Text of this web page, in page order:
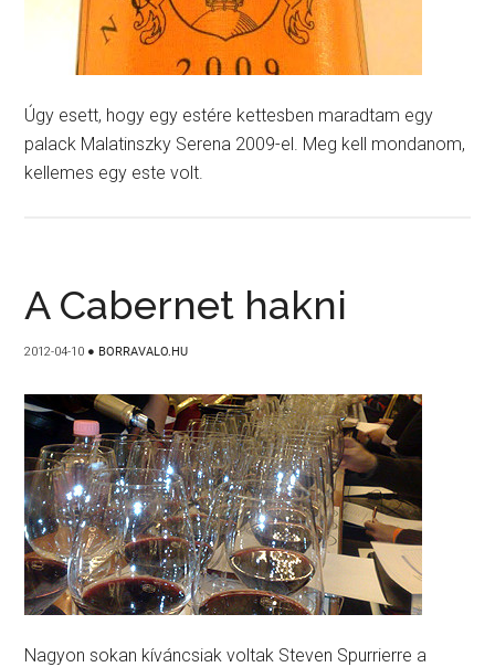
Úgy esett, hogy egy estére kettesben maradtam egy
palack Malatinszky Serena 2009-el. Meg kell mondanom,
kellemes egy este volt.
A Cabernet hakni
2012-04-10 ● BORRAVALO.HU
Nagyon sokan kíváncsiak voltak Steven Spurrierre a